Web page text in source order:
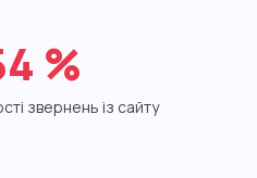
%
звернень із сайту